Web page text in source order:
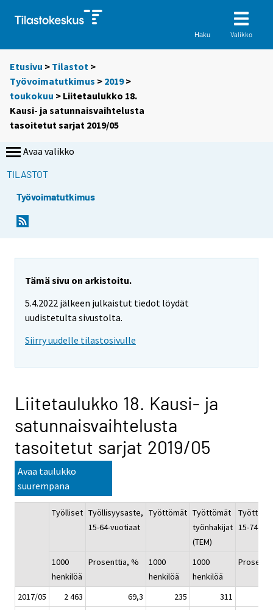
Haku Valikko
Etusivu > Tilastot >
Työvoimatutkimus > 2019>
toukokuu > Liitetaulukko 18.
Kausi- ja satunnaisvaihtelusta
tasoitetut sarjat 2019/05
Avaa valikko
TILASTOT
Työvoimatutkimus
Tämä sivu on arkistoitu.
5.4.2022 jälkeen julkaistut tiedot löydät
uudistetulta sivustolta.
Siirry uudelle tilastosivulle
Liitetaulukko 18. Kausi- ja
satunnaisvaihtelusta
tasoitetut sarjat 2019/05
Avaa taulukko
suurempana
Työlliset Työllisyysaste,
15-64-vuotiaat
Työttömät Työttömät
työnhakijat
(TEM)
15-74-
1000
henkilöä
Prosenttia, %
1000
henkilöä
1000
henkilöä
2017/05 2 463 69,3 235
311